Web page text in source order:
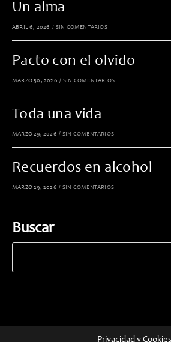
Un alma
ABRIL 6, 2026 / SIN COMENTARIOS
Pacto con el olvido
MARZO 30, 2026 / SIN COMENTARIOS
Toda una vida
MARZO 29, 2026 / SIN COMENTARIOS
Recuerdos en alcohol
MARZO 29, 2026 / SIN COMENTARIOS
Buscar
Privacidad y Cookies